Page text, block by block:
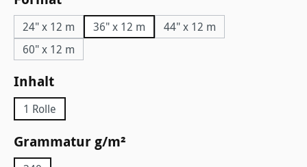
24" x 12 m 36" x 12 m
44" x 12 m
60" x 12 m
Inhaltauswählen
1 Rolle
Grammatur g/m²